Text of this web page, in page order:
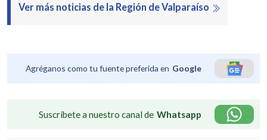
Ver más noticias de la Región de Valparaíso
Agréganos como tu fuente preferida en Google
Suscríbete a nuestro canal de Whatsapp